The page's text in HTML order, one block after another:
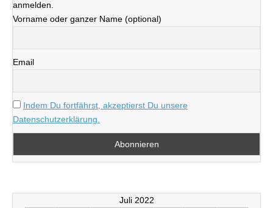
anmelden.
Vorname oder ganzer Name (optional)
Email
Indem Du fortfährst, akzeptierst Du unsere
Datenschutzerklärung.
Juli 2022